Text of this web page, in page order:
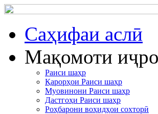
Cаҳифаи аслӣ
Мақомоти
Раиси шаҳр
Қарорҳои Раиси шаҳр
Муовинони Раиси шаҳр
Дастгоҳи Раиси шаҳр
Роҳбарони воҳидҳои сохторӣ